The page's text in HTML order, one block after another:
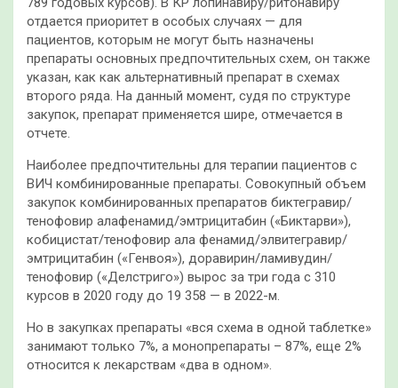
отдается приоритет в особых случаях — для
пациентов, которым не могут быть назначены
препараты основных предпочтительных схем, он также
указан, как как альтернативный препарат в схемах
второго ряда. На данный момент, судя по структуре
закупок, препарат применяется шире, отмечается в
отчете.
Наиболее предпочтительны для терапии пациентов с
ВИЧ комбинированные препараты. Совокупный объем
закупок комбинированных препаратов биктегравир/
тенофовир алафенамид/эмтрицитабин («Биктарви»),
кобицистат/тенофовир ала фенамид/элвитегравир/
эмтрицитабин («Генвоя»), доравирин/ламивудин/
тенофовир («Делстриго») вырос за три года с 310
курсов в 2020 году до 19 358 — в 2022-м.
Но в закупках препараты «вся схема в одной таблетке»
занимают только 7%, а монопрепараты – 87%, еще 2%
относится к лекарствам «два в одном».